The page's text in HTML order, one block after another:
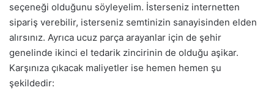
seçeneği olduğunu söyleyelim. İsterseniz internetten
sipariş verebilir, isterseniz semtinizin sanayisinden elden
alırsınız. Ayrıca ucuz parça arayanlar için de şehir
genelinde ikinci el tedarik zincirinin de olduğu aşikar.
Karşınıza çıkacak maliyetler ise hemen hemen şu
şekildedir: